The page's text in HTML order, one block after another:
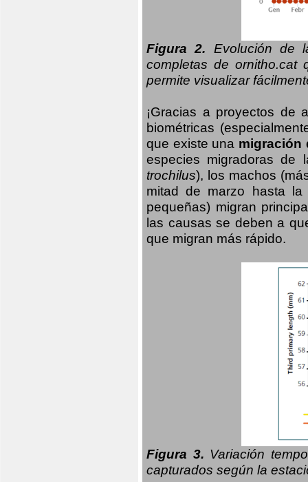
Figura 2. Evolución de
completas de
permite visualizar
¡Gracias a proyectos de
biométricas
que existe una migración
especies migradoras de
trochilus), los machos
mitad de marzo hasta
pequeñas) migran
las causas se deben a
que migran más rápido.
Figura 3. Variación
capturados según la